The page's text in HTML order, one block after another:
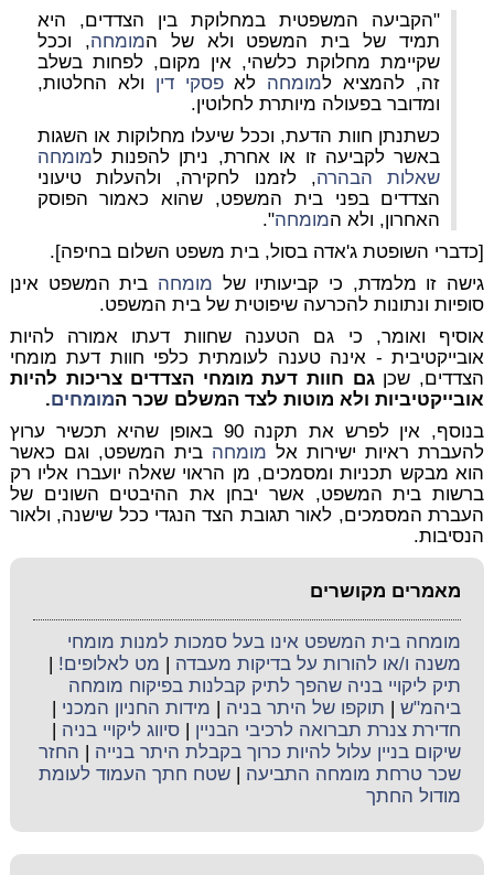
"הקביעה המשפטית במחלוקת בין הצדדים, היא
תמיד של בית המשפט ולא של המומחה, וככל
שקיימת מחלוקת כלשהי, אין מקום, לפחות בשלב
זה, להמציא למומחה לאפסקי דין ולא החלטות,
ומדובר בפעולה מיותרת לחלוטין.
כשתנתן חוות הדעת, וככל שיעלו מחלוקות או השגות
באשר לקביעה זו או אחרת, ניתן להפנות למומחה
שאלות הבהרה, לזמנו לחקירה, ולהעלות טיעוני
הצדדים בפני בית המשפט, שהוא כאמור הפוסק
האחרון, ולא המומחה".
[כדברי השופטת ג'אדה בסול, בית משפט השלום בחיפה].
גישה זו מלמדת, כי קביעותיו של מומחה בית המשפט אינן
סופיות ונתונות להכרעה שיפוטית של בית המשפט.
אוסיף ואומר, כי גם הטענה שחוות דעתו אמורה להיות
אובייקטיבית - אינה טענה לעומתית כלפי חוות דעת מומחי
הצדדים, שכןגם חוות דעת מומחי הצדדים צריכות להיות
אובייקטיביות ולא מוטות לצד המשלם שכר המומחים.
בנוסף, אין לפרש את תקנה 90 באופן שהיא תכשיר ערוץ
להעברת ראיות ישירות אל מומחה בית המשפט, וגם כאשר
הוא מבקש תכניות ומסמכים, מן הראוי שאלה יועברו אליו רק
ברשות בית המשפט, אשר יבחן את ההיבטים השונים של
העברת המסמכים, לאור תגובת הצד הנגדי ככל שישנה, ולאור
הנסיבות.
מאמרים מקושרים
מומחה בית המשפט אינו בעל סמכות למנות מומחי
משנה ו/או להורות על בדיקות מעבדה
מט לאלופים!
תיק ליקויי בניה שהפך לתיק קבלנות בפיקוח מומחה
ביהמ"ש
תוקפו של היתר בניה מידות החניון המכני
חדירת צנרת תברואה לרכיבי הבניין |סיווג ליקויי בניה
שיקום בניין עלול להיות כרוך בקבלת היתר בנייה
החזר
שכר טרחת מומחה התביעה |שטח חתך העמוד לעומת
מודול החתך